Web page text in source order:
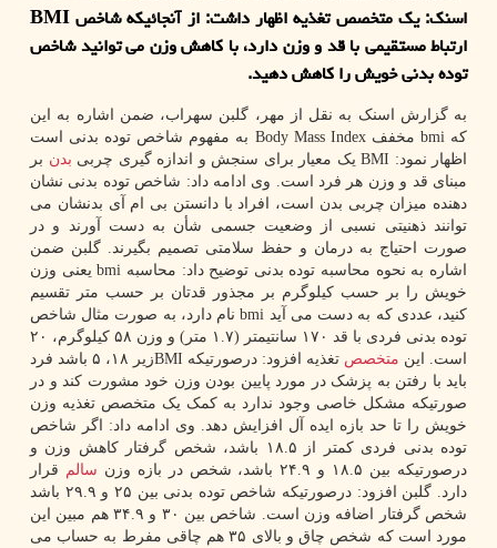
اسنک: یک متخصص تغذیه اظهار داشت: از آنجائیکه شاخص BMI
ارتباط مستقیمی با قد و وزن دارد، با کاهش وزن می توانید شاخص
توده بدنی خویش را کاهش دهید.
به گزارش اسنک به نقل از مهر، گلبن سهراب، ضمن اشاره به این
که bmi مخفف Body Mass Index به مفهوم شاخص توده بدنی است
اظهار نمود: BMI یک معیار برای سنجش و اندازه گیری چربی
بدن بر
مبنای قد و وزن هر فرد است. وی ادامه داد: شاخص توده بدنی نشان
دهنده میزان چربی بدن است، افراد با دانستن بی ام آی بدنشان می
توانند ذهنیتی نسبی از وضعیت جسمی شأن به دست آورند و در
صورت احتیاج به درمان و حفظ سلامتی تصمیم بگیرند. گلبن ضمن
اشاره به نحوه محاسبه توده بدنی توضیح داد: محاسبه bmi یعنی وزن
خویش را بر حسب کیلوگرم بر مجذور قدتان بر حسب متر تقسیم
کنید، عددی که به دست می آید bmi نام دارد، به صورت مثال شاخص
توده بدنی فردی با قد ۱۷۰ سانتیمتر (۱.۷ متر) و وزن ۵۸ کیلوگرم، ۲۰
است. این متخصص
تغذیه افزود: درصورتیکه BMIزیر ۱۸، ۵ باشد فرد
باید با رفتن به پزشک در مورد پایین بودن وزن خود مشورت کند و در
صورتیکه مشکل خاصی وجود ندارد به کمک یک متخصص تغذیه وزن
خویش را تا حد بازه ایده آل افزایش دهد. وی ادامه داد: اگر شاخص
توده بدنی فردی کمتر از ۱۸.۵ باشد، شخص گرفتار کاهش وزن و
درصورتیکه بین ۱۸.۵ و ۲۴.۹ باشد، شخص در بازه وزن
سالم قرار
دارد. گلبن افزود: درصورتیکه شاخص توده بدنی بین ۲۵ و ۲۹.۹ باشد
شخص گرفتار اضافه وزن است. شاخص بین ۳۰ و ۳۴.۹ هم مبین این
مورد است که شخص چاق و بالای ۳۵ هم چاقی مفرط به حساب می